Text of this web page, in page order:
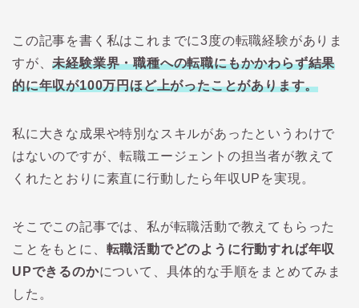
この記事を書く私はこれまでに3度の転職経験がありま
すが、未経験業界・職種への転職にもかかわらず結果
的に年収が100万円ほど上がったことがあります。
私に大きな成果や特別なスキルがあったというわけで
はないのですが、転職エージェントの担当者が教えて
くれたとおりに素直に行動したら年収UPを実現。
そこでこの記事では、私が転職活動で教えてもらった
ことをもとに、 転職活動でどのように行動すれば年収
UPできるのかについて、具体的な手順をまとめてみま
した。